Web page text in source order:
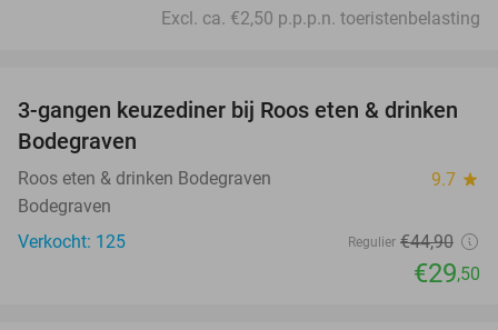
Excl. ca. €2,50 p.p.p.n. toeristenbelasting
34%
3-gangen keuzediner bij Roos eten & drinken
Bodegraven
Roos eten & drinken Bodegraven 9.7 star
Bodegraven
Verkocht: 125
Regulier €44,90
€29,50